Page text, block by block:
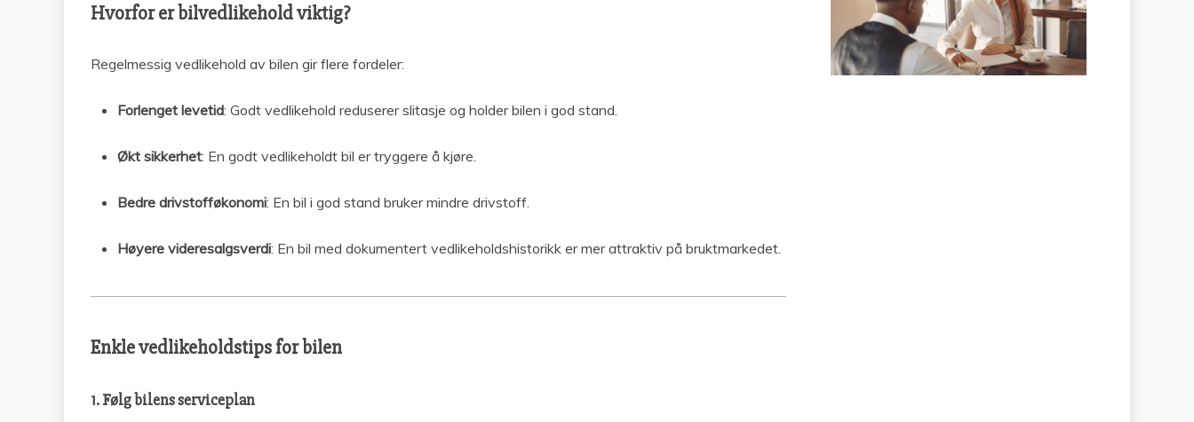
Hvorfor er bilvedlikehold viktig?
Regelmessig vedlikehold av bilen gir flere fordeler:
Forlenget levetid: Godt vedlikehold reduserer slitasje og holder bilen i god stand.
Økt sikkerhet: En godt vedlikeholdt bil er tryggere å kjøre.
Bedre drivstofføkonomi: En bil i god stand bruker mindre drivstoff.
Høyere videresalgsverdi: En bil med dokumentert vedlikeholdshistorikk er mer attraktiv på bruktmarkedet.
Enkle vedlikeholdstips for bilen
1. Følg bilens serviceplan